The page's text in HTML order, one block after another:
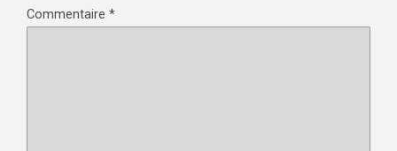
Commentaire *